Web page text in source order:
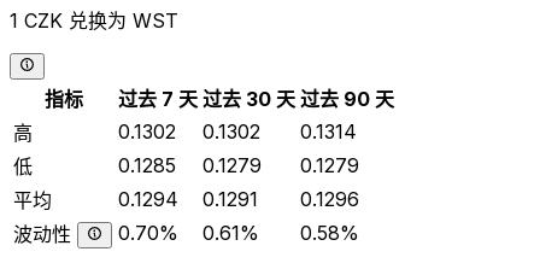
1 CZK 兑换为 WST
指标 过去 7 天 过去 30 天 过去 90 天
高
0.1302 0.1302
0.1314
低
0.1285 0.1279
0.1279
平均
0.1294 0.1291
0.1296
波动性
0.70% 0.61% 0.58%